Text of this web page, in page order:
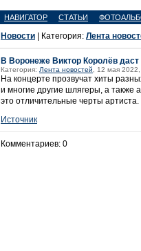
НАВИГАТОР СТАТЬИ
Новости | Категория: Лента
В Воронеже Виктор Королёв
Категория: Лента новостей , 12 мая
На концерте прозвучат хиты
и многие другие шлягеры, а также
это отличительные черты артиста.
Источник
Комментариев: 0